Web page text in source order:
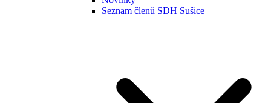
Seznam členů SDH Sušice